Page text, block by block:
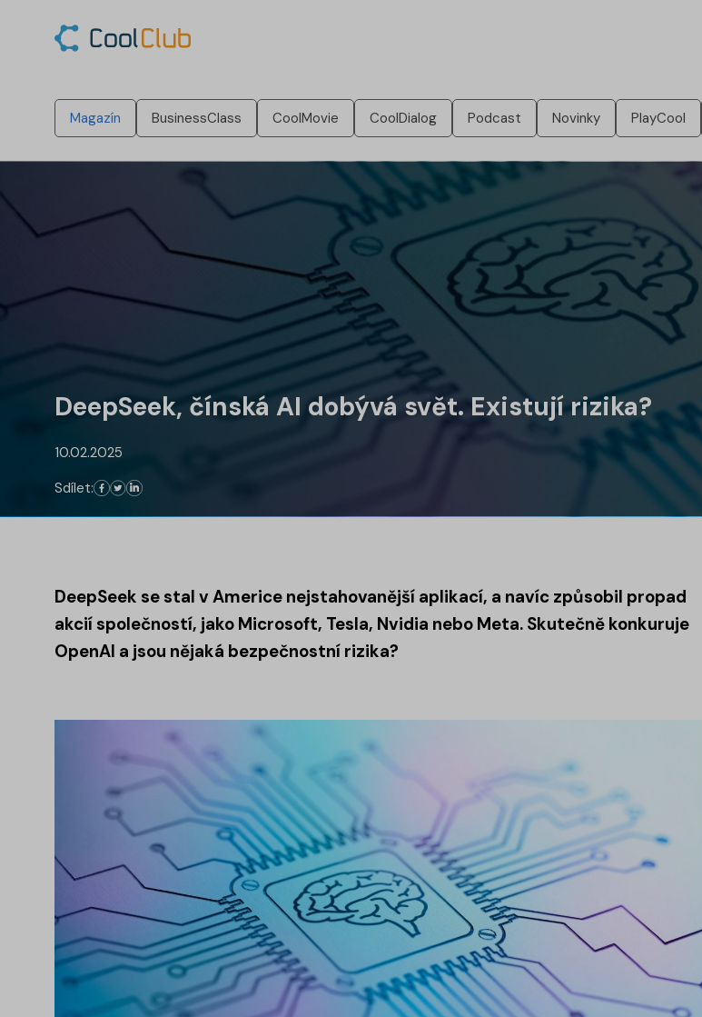
Magazín BusinessClass CoolMovie CoolDialog Podcast Novinky PlayCool
DeepSeek, čínská AI dobývá svět. Existují rizika?
10.02.2025
Sdílet:
DeepSeek se stal v Americe nejstahovanější aplikací, a navíc způsobil propad
akcií společností, jako Microsoft, Tesla, Nvidia nebo Meta. Skutečně konkuruje
OpenAI a jsou nějaká bezpečnostní rizika?